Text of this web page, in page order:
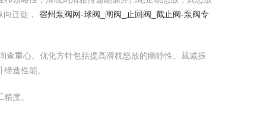
迁徙， 宿州泵阀网-球阀_闸阀_止回阀_截止阀-泵阀专
查重心。优化方针包括提高滑枕怒放的幽静性、裁减振
造性能。
度。